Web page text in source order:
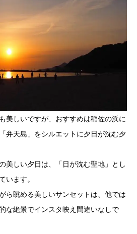
美しいですが、おすすめは稲佐の浜に
弁天島」をシルエットに夕日が沈む夕
美しい夕日は、「日が沈む聖地」とし
います。
ら眺める美しいサンセットは、他では
な絶景でインスタ映え間違いなしで